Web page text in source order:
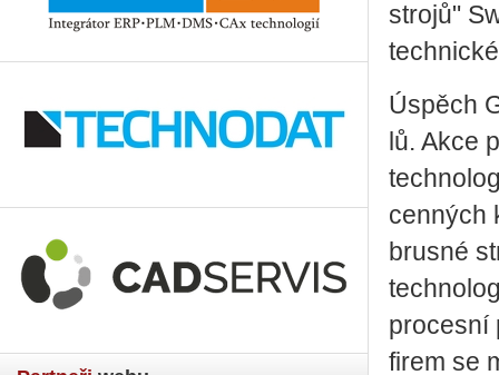
stro­jů"
Úspěch
lů. Akce
cen­ných
brus­né
pro­ces­ní
firem se